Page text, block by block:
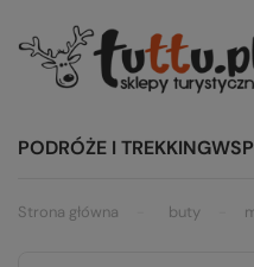
PODRÓŻE I TREKKING
Strona główna buty